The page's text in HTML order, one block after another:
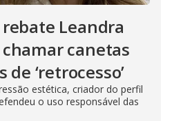
Leandra
canetas
‘retrocesso’
estética, criador do perfil
o uso responsável das